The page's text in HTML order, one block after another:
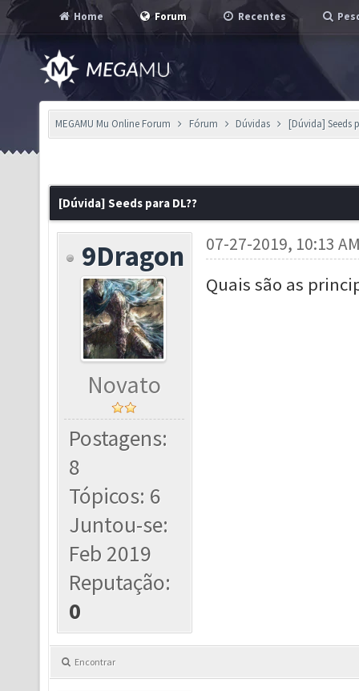
Home Forum Recentes
MEGAMU Mu Online Forum Fórum Dúvidas [Dúvida] Seeds
[Dúvida] Seeds para DL??
9Dragon
Novato
Postagens:
8
Tópicos: 6
Juntou-se:
Feb 2019
Reputação:
0
07-27-2019, 10:13
Quais são as
Encontrar